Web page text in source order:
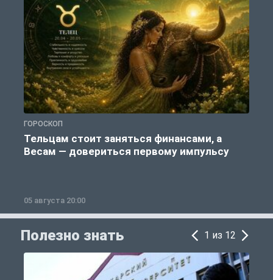
ГОРОСКОП
Тельцам стоит заняться финансами, а
Весам — довериться первому импульсу
05 августа 20:00
Полезно знать 1 из 12